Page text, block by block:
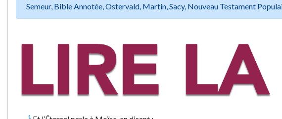
Semeur, Bible Annotée, Ostervald, Martin, Sacy, Nouveau Testament
1